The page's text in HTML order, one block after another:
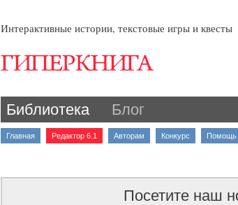
Интерактивные истории, текстовые игры и квесты
Библиотека Блог
Главная Редактор 6.1 Авторам Конкурс Помощь
Посетите наш